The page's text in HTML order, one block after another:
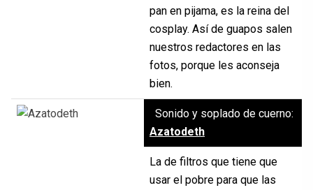
pan en pijama, es la reina del
cosplay. Así de guapos salen
nuestros redactores en las
fotos, porque les aconseja
bien.
Sonido y soplado de cuerno:
Azatodeth
La de filtros que tiene que
usar el pobre para que las